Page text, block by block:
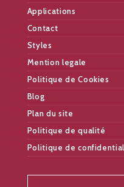
Applications
Contact
Styles
Mention legale
Politique de Cookies
Blog
Plan du site
Politique de qualité
Politique de